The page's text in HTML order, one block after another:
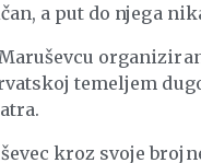
a put do njega
temeljem
kroz svoje